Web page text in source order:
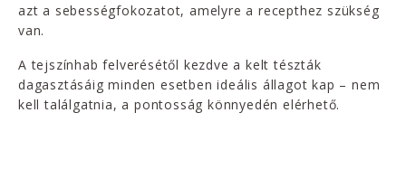
azt a sebességfokozatot, amelyre a recepthez szükség
van.
A tejszínhab felverésétől kezdve a kelt tészták
dagasztásáig minden esetben ideális állagot kap – nem
kell találgatnia, a pontosság könnyedén elérhető.